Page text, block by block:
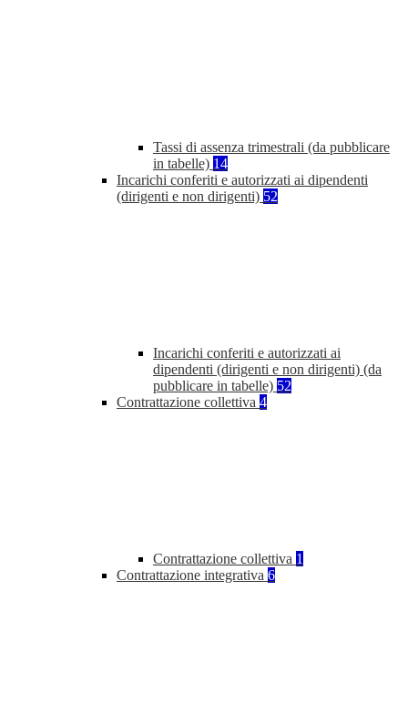
Tassi di assenza trimestrali (da pubblicare
in tabelle) 14
Incarichi conferiti e autorizzati ai dipendenti
(dirigenti e non dirigenti) 52
Incarichi conferiti e autorizzati ai
dipendenti (dirigenti e non dirigenti) (da
pubblicare in tabelle) 52
Contrattazione collettiva 4
Contrattazione collettiva 1
Contrattazione integrativa 6